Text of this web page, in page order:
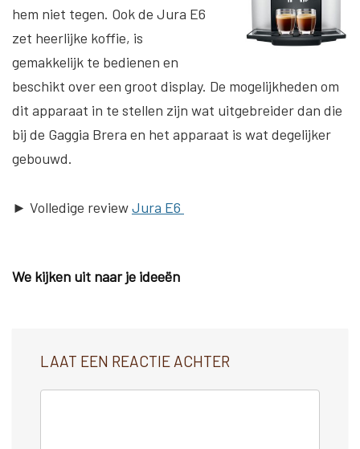
hem niet tegen. Ook de Jura E6
zet heerlijke koffie, is
gemakkelijk te bedienen en
beschikt over een groot display. De mogelijkheden om
dit apparaat in te stellen zijn wat uitgebreider dan die
bij de Gaggia Brera en het apparaat is wat degelijker
gebouwd.
► Volledige reviewJura E6
We kijken uit naar je ideeën
LAAT EEN REACTIE ACHTER